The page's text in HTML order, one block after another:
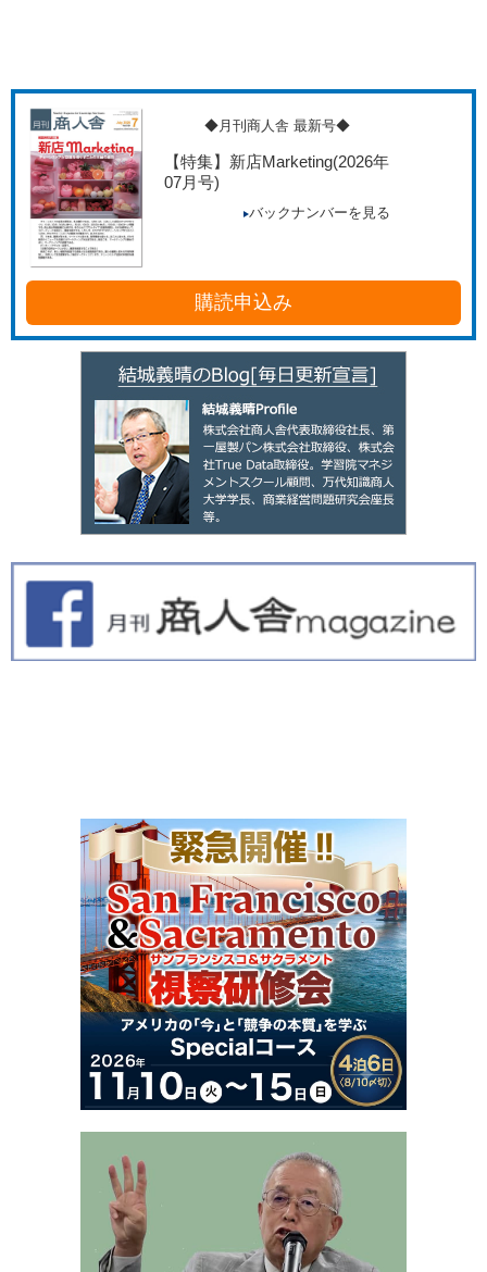
◆月刊商人舎 最新号◆
【特集】新店Marketing(2026年
07月号)
バックナンバーを見る
購読申込み